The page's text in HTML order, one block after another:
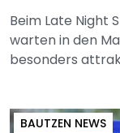
Beim Late Night
warten in den
besonders
BAUTZEN NEWS